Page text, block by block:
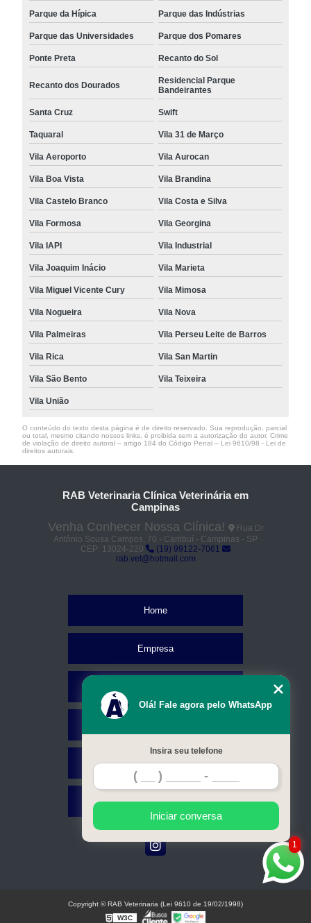
Parque da Hípica Parque das Indústrias
Parque das Universidades Parque dos Pomares
Ponte Preta Recanto do Sol
Recanto dos Dourados
Residencial Parque
Bandeirantes
Santa Cruz Swift
Taquaral Vila 31 de Março
Vila Aeroporto Vila Aurocan
Vila Boa Vista Vila Brandina
Vila Castelo Branco Vila Costa e Silva
Vila Formosa Vila Georgina
Vila IAPI Vila Industrial
Vila Joaquim Inácio Vila Marieta
Vila Miguel Vicente Cury Vila Mimosa
Vila Nogueira Vila Nova
Vila Palmeiras Vila Perseu Leite de Barros
Vila Rica Vila San Martin
Vila São Bento Vila Teixeira
Vila União
O conteúdo do texto desta página é de direito reservado. Sua reprodução, parcial
ou total, mesmo citando nossos links, é proibida sem a autorização do autor. Crime
de violação de direito autoral – artigo 184 do Código Penal – Lei 9610/98 - Lei de
direitos autorais
RAB Veterinaria Clínica Veterinária em
Campinas
Venha Conhecer Nossa Clínica!
Rua Dr
Antônio Sousa Campos, 70 - Cambuí - Campinas - SP
CEP: 13024-220
(19) 99122-7061
rab.vet@hotmail.com
Home
Empresa
Contato
Mapa do site
1
Olá! Fale agora pelo WhatsApp
Insira seu telefone
Iniciar conversa
Copyright © RAB Veterinaria (Lei 9610 de 19/02/1998)
W3C